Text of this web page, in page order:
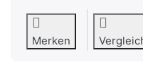
Merken